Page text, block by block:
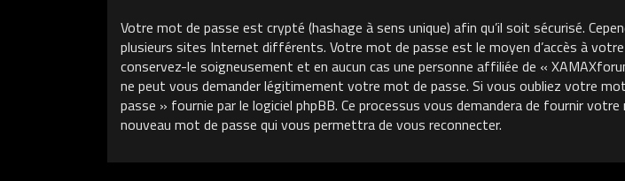
Votre mot de passe est crypté (hashage à sens unique) afin qu’il soit sécurisé.
plusieurs sites Internet différents. Votre mot de passe est le moyen d’accès à
conservez-le soigneusement et en aucun cas une personne affiliée de «
ne peut vous demander légitimement votre mot de passe. Si vous oubliez votre
passe » fournie par le logiciel phpBB. Ce processus vous demandera de fournir
nouveau mot de passe qui vous permettra de vous reconnecter.